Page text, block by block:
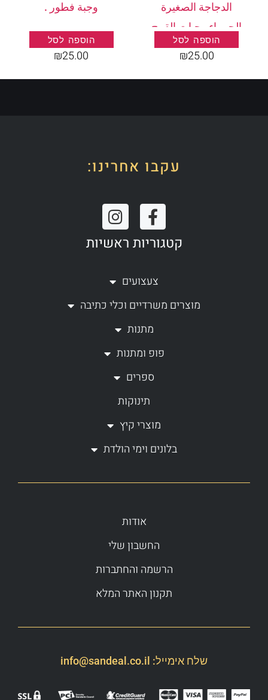
الدجاجة الصغيرة
الحمراء وحبات القمح
.
הוספה לסל
₪25.00
وجبة فطور .
הוספה לסל
₪25.00
עקבו אחרינו:
F
a
c
b
o
o
k
f
I
n
s
a
r
a
קטגוריות ראשיות
צעצועים
מוצרים משרדיים וכלי כתיבה
מתנות
פופ ומתנות
ספרים
תינוקות
מוצרי קיץ
בלונים וימי הולדת
אודות
החשבון שלי
הרשמה והחתברות
תקנון האתר המלא
שלח אימייל: info@sandeal.co.il